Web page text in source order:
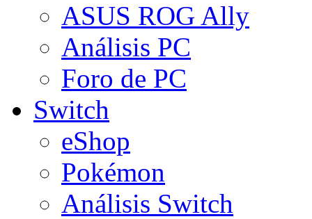
ASUS ROG Ally
Análisis PC
Foro de PC
Switch
eShop
Pokémon
Análisis Switch